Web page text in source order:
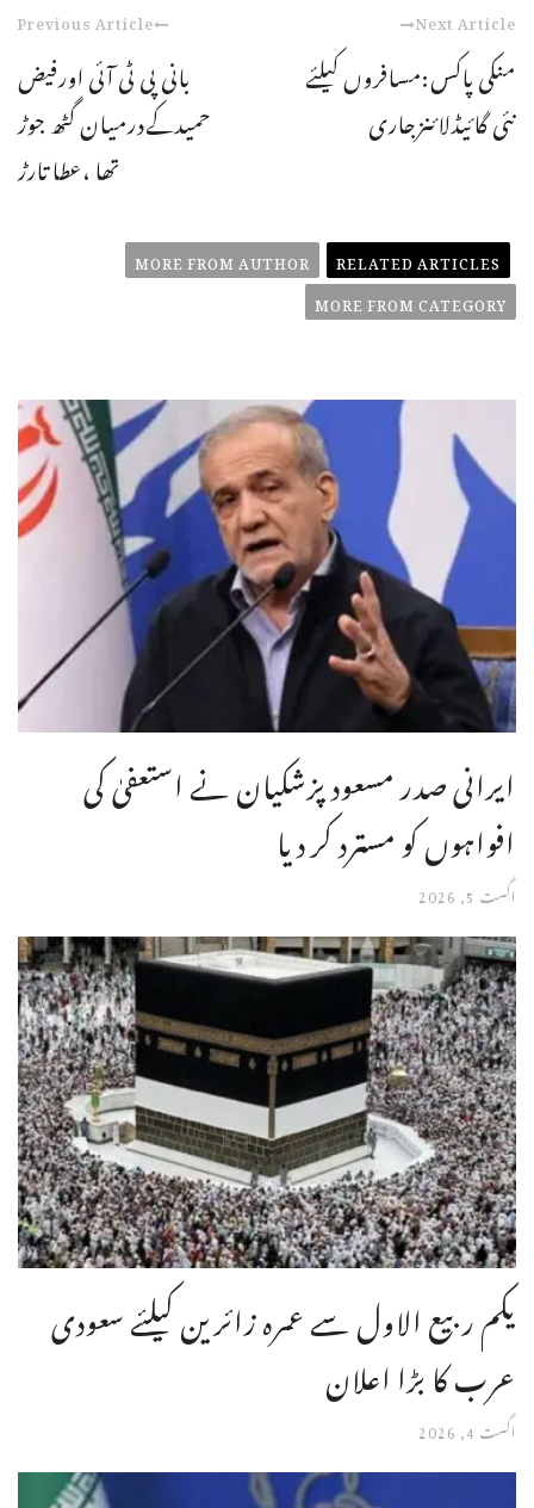
Previous Article
بانی پی ٹی آئی اورفیض
حمیدکےدرمیان گٹھ جوڑ
تھا ،عطا تارڑ
Next Article
منکی پاکس:مسافروں کیلئے
نئی گائیڈلائنزجاری
RELATED ARTICLES
MORE FROM AUTHOR
MORE FROM CATEGORY
ایرانی صدر مسعود پزشکیان نے استعفیٰ کی
افواہوں کو مسترد کر دیا
اگست 5, 2026
یکم ربیع الاول سے عمرہ زائرین کیلئے سعودی
عرب کا بڑا اعلان
اگست 4, 2026